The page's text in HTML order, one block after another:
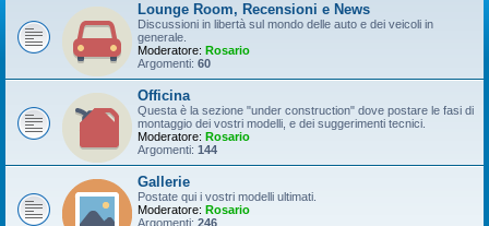
Lounge Room, Recensioni e News
Discussioni in libertà sul mondo delle auto e dei veicoli in
generale.
Moderatore: Rosario
Argomenti: 60
Officina
Questa è la sezione "under construction" dove postare le fasi di
montaggio dei vostri modelli, e dei suggerimenti tecnici.
Moderatore: Rosario
Argomenti: 144
Gallerie
Postate qui i vostri modelli ultimati.
Moderatore: Rosario
Argomenti: 246